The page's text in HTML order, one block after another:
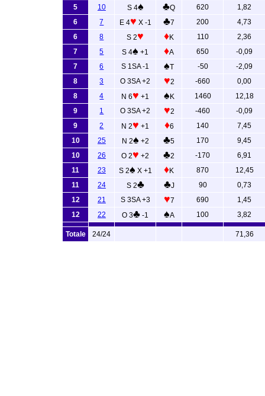
5
10 S 4♠ ♣Q 620
1,82
6
7 E 4♥ X -1 ♣7 200
4,73
6
8 S 2♥ ♦K 110
2,36
7
5 S 4♠ +1 ♦A 650
-0,09
7
6 S 1SA -1 ♠T -50
-2,09
8
3 O 3SA +2 ♥2 -660
0,00
8
4 N 6♥ +1 ♠ K 1460
12,18
9
1 O 3SA +2 ♥2 -460
-0,09
9
2 N 2♥ +1 ♦6 140
7,45
10
25 N 2♠ +2 ♣5 170
9,45
10
26 O 2♥ +2 ♣2 -170
6,91
11
23 S 2♠ X +1 ♦K 870
12,45
11
24 S 2♣ ♣J 90
0,73
12
21 S 3SA +3 ♥7 690
1,45
12
22 O 3♣ -1 ♠A 100 3,82
Totale 24/24 71,36